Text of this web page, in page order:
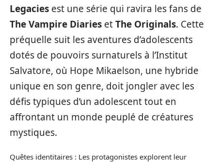
Legacies est une série qui ravira les fans de
The Vampire Diaries etThe Originals. Cette
préquelle suit les aventures d’adolescents
dotés de pouvoirs surnaturels à l’Institut
Salvatore, où Hope Mikaelson, une hybride
unique en son genre, doit jongler avec les
défis typiques d’un adolescent tout en
affrontant un monde peuplé de créatures
mystiques.
Quêtes identitaires : Les protagonistes explorent leur